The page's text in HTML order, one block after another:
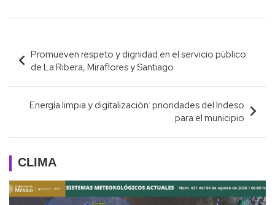
Navegación
de
entradas
Promueven respeto y dignidad en el servicio público
de La Ribera, Miraflores y Santiago
Energía limpia y digitalización: prioridades del Indeso
para el municipio
CLIMA